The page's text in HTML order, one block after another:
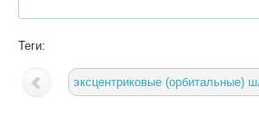
Теги:
эксцентриковые